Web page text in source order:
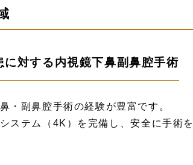
に対する内視鏡下鼻副鼻腔手術
・副鼻腔手術の経験が豊富です。
ステム（4K）を完備し、安全に手術を